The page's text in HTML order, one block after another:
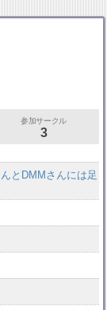
参加サークル
3
とDMMさんには足